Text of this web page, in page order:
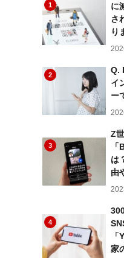
1
に
さ
り
2
Q.
イ
ー
3
Z
は
由
4
家